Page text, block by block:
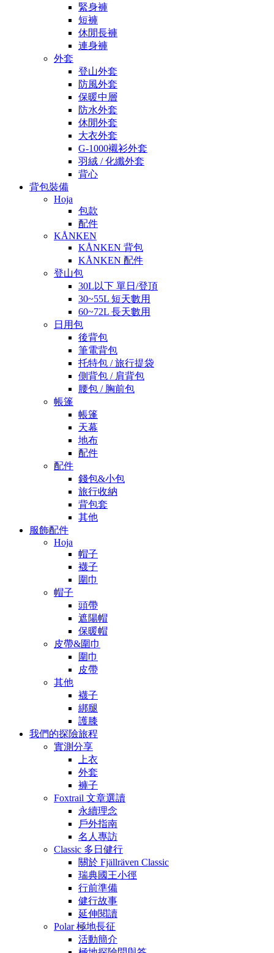
緊身褲
短褲
休閒長褲
連身褲
外套
登山外套
防風外套
保暖中層
防水外套
休閒外套
大衣外套
G-1000襯衫外套
羽絨 / 化纖外套
背心
背包裝備
Hoja
包款
配件
KÅNKEN
KÅNKEN 背包
KÅNKEN 配件
登山包
30L以下 單日/登頂
30~55L 短天數用
60~72L 長天數用
日用包
後背包
筆電背包
托特包 / 旅行提袋
側背包 / 肩背包
腰包 / 胸前包
帳篷
帳篷
天幕
地布
配件
配件
錢包&小包
旅行收納
背包套
其他
服飾配件
Hoja
帽子
襪子
圍巾
帽子
頭帶
遮陽帽
保暖帽
皮帶&圍巾
圍巾
皮帶
其他
襪子
綁腿
護膝
我們的探險旅程
實測分享
上衣
外套
褲子
Foxtrail 文章選讀
永續理念
戶外指南
名人專訪
Classic 多日健行
關於 Fjällräven Classic
瑞典國王小徑
行前準備
健行故事
延伸閱讀
Polar 極地長征
活動簡介